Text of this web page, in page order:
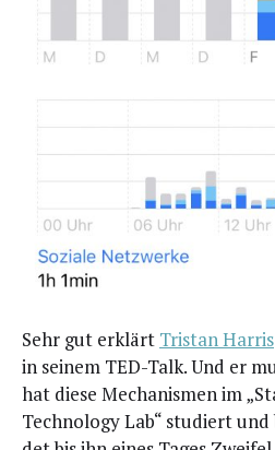
Sehr gut erklärt Tris­tan Har­ris
in sei­nem TED-Talk. Und er
hat die­se Mecha­nis­men im
Tech­no­lo­gy Lab“ stu­diert